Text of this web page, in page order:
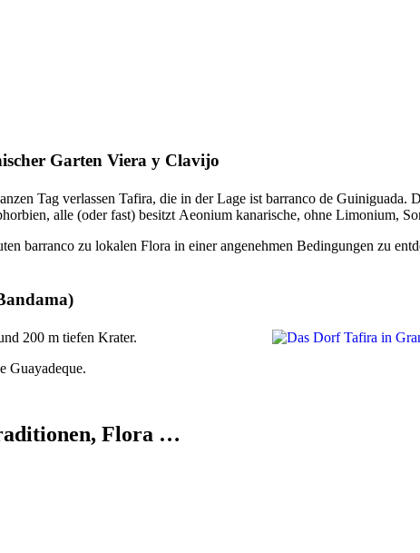
Garten Viera y Clavijo
Tag verlassen Tafira, die in der Lage ist barranco de Guiniguada.
alle (oder fast) besitzt Aeonium kanarische, ohne Limonium,
barranco zu lokalen Flora in einer angenehmen Bedingungen zu
)
200 m tiefen Krater.
Guayadeque.
Flora …